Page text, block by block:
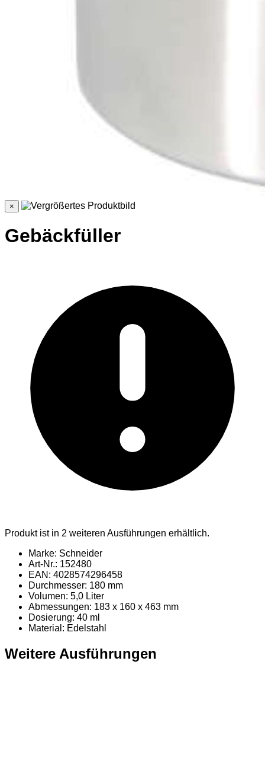
×
Gebäckfüller
Produkt ist in 2 weiteren Ausführungen erhältlich.
Marke: Schneider
Art-Nr.: 152480
EAN: 4028574296458
Durchmesser: 180 mm
Volumen: 5,0 Liter
Abmessungen: 183 x 160 x 463 mm
Dosierung: 40 ml
Material : Edelstahl
Weitere Ausführungen